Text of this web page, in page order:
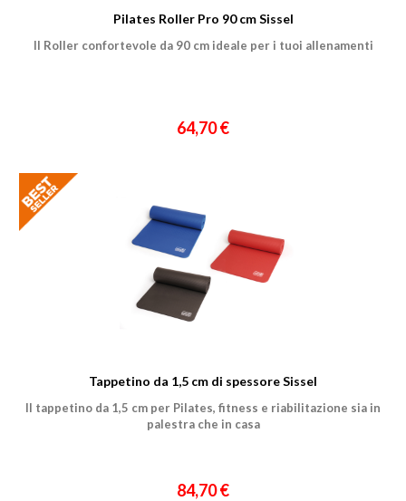
Pilates Roller Pro 90 cm Sissel
Il Roller confortevole da 90 cm ideale per i tuoi allenamenti
64,70 €
Tappetino da 1,5 cm di spessore Sissel
Il tappetino da 1,5 cm per Pilates, fitness e riabilitazione sia in
palestra che in casa
84,70 €